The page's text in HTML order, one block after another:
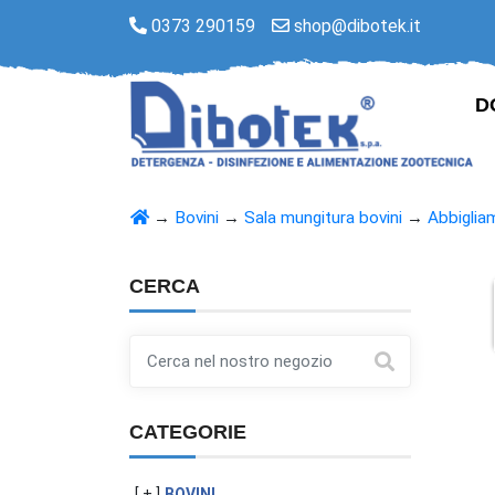
0373 290159 shop@dibotek.it
→ Bovini → Sala mungitura bovini →
CERCA
CATEGORIE